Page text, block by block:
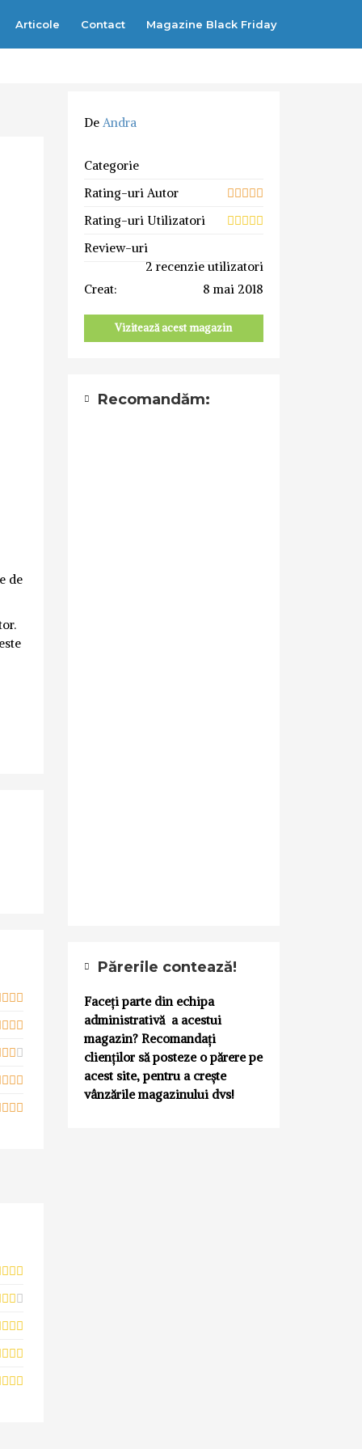
Articole Contact Magazine Black Friday
de
De Andra
Categorie
Rating-uri Autor
Rating-uri Utilizatori
Review-uri
2 recenzie utilizatori
Creat:
8 mai 2018
Vizitează acest magazin
Recomandăm:
Părerile contează!
Faceți parte din echipa
administrativă a acestui
magazin? Recomandați
clienților să posteze o părere pe
acest site, pentru a crește
vânzările magazinului dvs!